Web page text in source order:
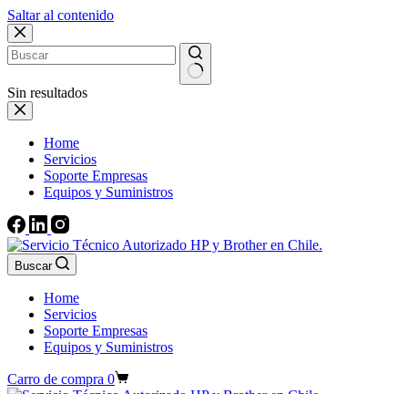
Saltar al contenido
Sin resultados
Home
Servicios
Soporte Empresas
Equipos y Suministros
Buscar
Home
Servicios
Soporte Empresas
Equipos y Suministros
Carro de compra 0